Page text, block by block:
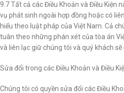
9.7 Tất cả các Điều Khoản và Điều Kiện
vụ phát sinh ngoài hợp đồng hoặc có
hiểu theo luật pháp của Việt Nam. Cả
tuân theo những phán xét của tòa án
và liên lạc giữ chúng tôi và quý khách
Sửa đổi trong các Điều Khoản và Điều
Chúng tôi có quyền sửa đổi các Điều